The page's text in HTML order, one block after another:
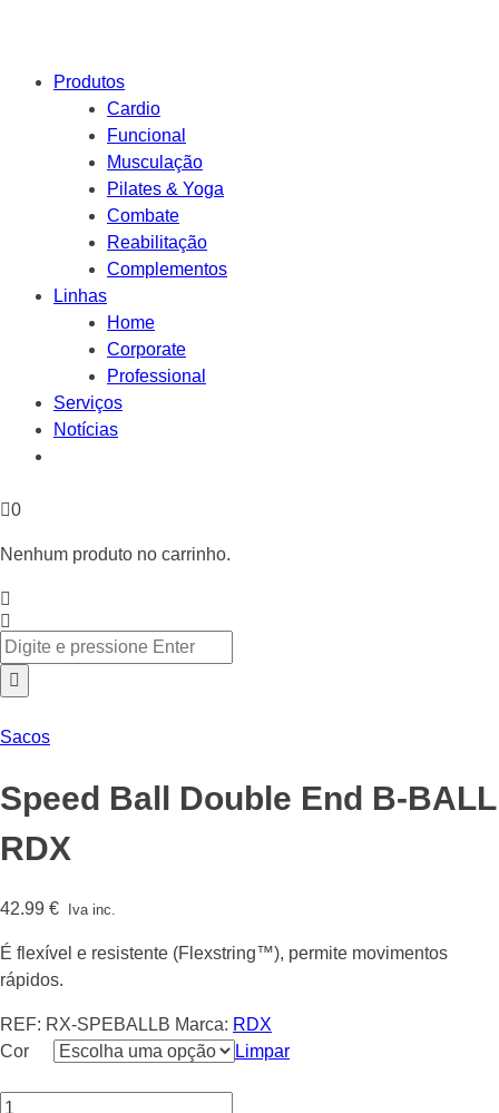
Produtos
Cardio
Funcional
Musculação
Pilates & Yoga
Combate
Reabilitação
Complementos
Linhas
Home
Corporate
Professional
Serviços
Notícias
0
Nenhum produto no carrinho.
Sacos
Speed Ball Double End B-BALL
RDX
42.99 € Iva inc.
É flexível e resistente (Flexstring™), permite movimentos
rápidos.
REF: RX-SPEBALLB Marca: RDX
Cor
Limpar